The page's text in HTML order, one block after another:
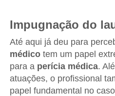
Impugnação do
Até aqui já deu para
médico tem um papel
para a perícia médica.
atuações, o profissional
papel fundamental no